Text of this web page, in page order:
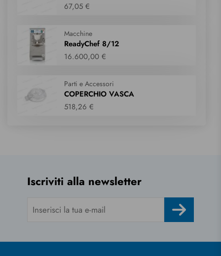
67,05 €
Macchine
ReadyChef 8/12
16.600,00 €
Parti e Accessori
COPERCHIO VASCA
518,26 €
Iscriviti alla newsletter